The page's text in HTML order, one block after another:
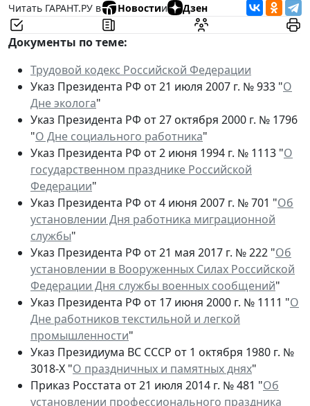
Читать ГАРАНТ.РУ в
Новостии Дзен
Документы по теме:
Трудовой кодекс Российской Федерации
Указ Президента РФ от 21 июля 2007 г. № 933 "О
Дне эколога"
Указ Президента РФ от 27 октября 2000 г. № 1796
"О Дне социального работника"
Указ Президента РФ от 2 июня 1994 г. № 1113 "О
государственном празднике Российской
Федерации"
Указ Президента РФ от 4 июня 2007 г. № 701 "Об
установлении Дня работника миграционной
службы"
Указ Президента РФ от 21 мая 2017 г. № 222 "Об
установлении в Вооруженных Силах Российской
Федерации Дня службы военных сообщений"
Указ Президента РФ от 17 июня 2000 г. № 1111 "О
Дне работников текстильной и легкой
промышленности"
Указ Президиума ВС СССР от 1 октября 1980 г. №
3018-Х "О праздничных и памятных днях"
Приказ Росстата от 21 июля 2014 г. № 481 "Об
установлении профессионального праздника